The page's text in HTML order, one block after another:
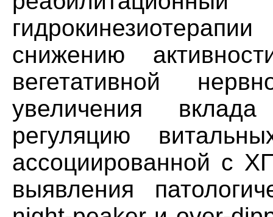
снижению
вегетативной
увеличения
регуляцию
ассоциированной с
выявления